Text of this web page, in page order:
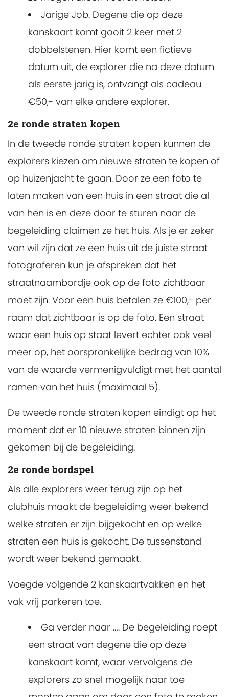
Jarige Job. Degene die op deze
kanskaart komt gooit 2 keer met 2
dobbelstenen. Hier komt een fictieve
datum uit, de explorer die na deze datum
als eerste jarig is, ontvangt als cadeau
€50,- van elke andere explorer.
2e ronde straten kopen
In de tweede ronde straten kopen kunnen de
explorers kiezen om nieuwe straten te kopen of
op huizenjacht te gaan. Door ze een foto te
laten maken van een huis in een straat die al
van hen is en deze door te sturen naar de
begeleiding claimen ze het huis. Als je er zeker
van wil zijn dat ze een huis uit de juiste straat
fotograferen kun je afspreken dat het
straatnaambordje ook op de foto zichtbaar
moet zijn. Voor een huis betalen ze €100,- per
raam dat zichtbaar is op de foto. Een straat
waar een huis op staat levert echter ook veel
meer op, het oorspronkelijke bedrag van 10%
van de waarde vermenigvuldigt met het aantal
ramen van het huis (maximaal 5).
De tweede ronde straten kopen eindigt op het
moment dat er 10 nieuwe straten binnen zijn
gekomen bij de begeleiding.
2e ronde bordspel
Als alle explorers weer terug zijn op het
clubhuis maakt de begeleiding weer bekend
welke straten er zijn bijgekocht en op welke
straten een huis is gekocht. De tussenstand
wordt weer bekend gemaakt.
Voegde volgende 2 kanskaartvakken en het
vak vrij parkeren toe.
Ga verder naar …. De begeleiding roept
een straat van degene die op deze
kanskaart komt, waar vervolgens de
explorers zo snel mogelijk naar toe